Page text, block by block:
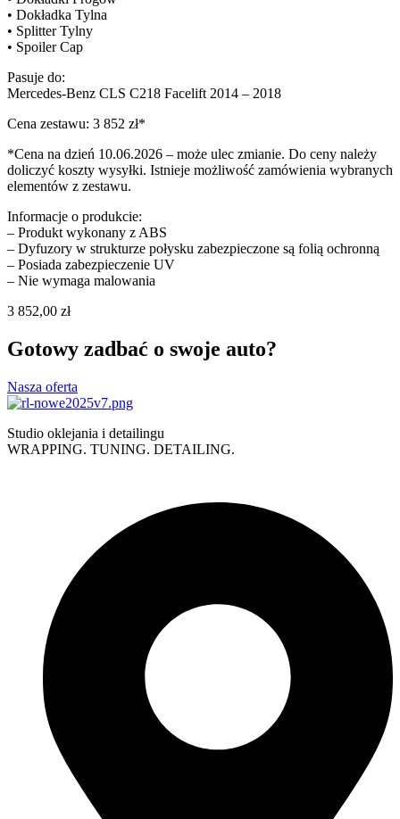
• Dokładka Tylna
• Splitter Tylny
• Spoiler Cap
Pasuje do:
Mercedes-Benz CLS C218 Facelift 2014 – 2018
Cena zestawu: 3 852 zł*
*Cena na dzień 10.06.2026 – może ulec zmianie. Do ceny należy
doliczyć koszty wysyłki. Istnieje możliwość zamówienia wybranych
elementów z zestawu.
Informacje o produkcie:
– Produkt wykonany z ABS
– Dyfuzory w strukturze połysku zabezpieczone są folią ochronną
– Posiada zabezpieczenie UV
– Nie wymaga malowania
3 852,00 zł
Gotowy zadbać o swoje auto?
Nasza oferta
Studio oklejania i detailingu
WRAPPING. TUNING. DETAILING.